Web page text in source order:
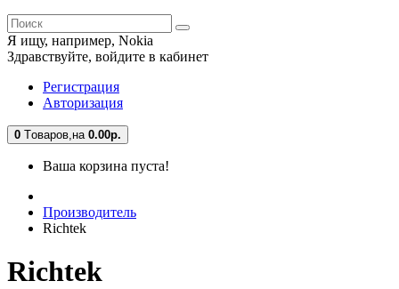
Я ищу, например, Nokia
Здравствуйте, войдите в кабинет
Регистрация
Авторизация
0 Tоваров,на 0.00р.
Ваша корзина пуста!
Производитель
Richtek
Richtek